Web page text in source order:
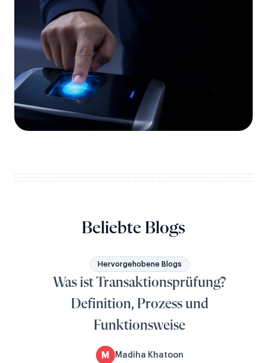
Beliebte Blogs
Hervorgehobene Blogs
Was ist Transaktionsprüfung?
Definition, Prozess und
Funktionsweise
M Madiha Khatoon